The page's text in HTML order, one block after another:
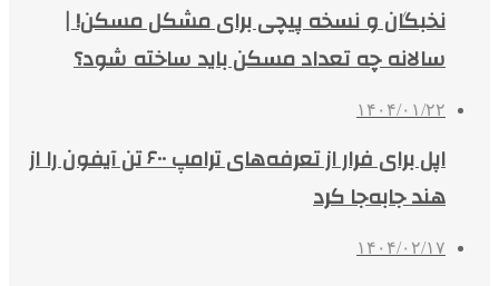
نخبگان و نسخه‌ پیچی برای مشکل مسکن! |
سالانه چه تعداد مسکن باید ساخته شود؟
۱۴۰۴/۰۱/۲۲
اپل برای فرار از تعرفه‌های ترامپ ۶۰۰ تن آیفون را از
هند جابه‌جا کرد
۱۴۰۴/۰۲/۱۷